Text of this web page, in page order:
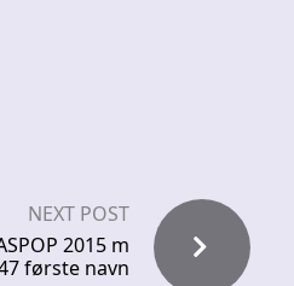
NEXT POST
2015 m
første navn